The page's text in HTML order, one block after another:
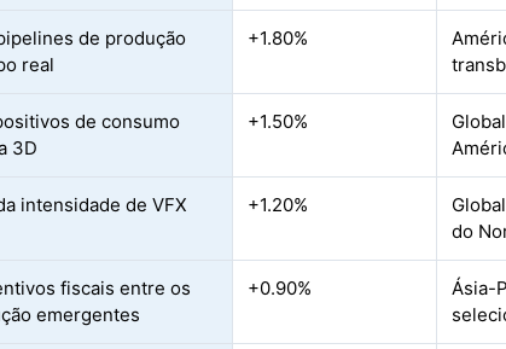
de produção
real
+1.80%
de consumo
3D
+1.50%
intensidade de VFX
+1.20%
do
fiscais entre os
emergentes
+0.90%
Ásia-